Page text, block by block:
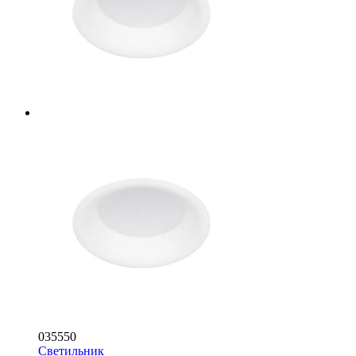
035550
Светильник